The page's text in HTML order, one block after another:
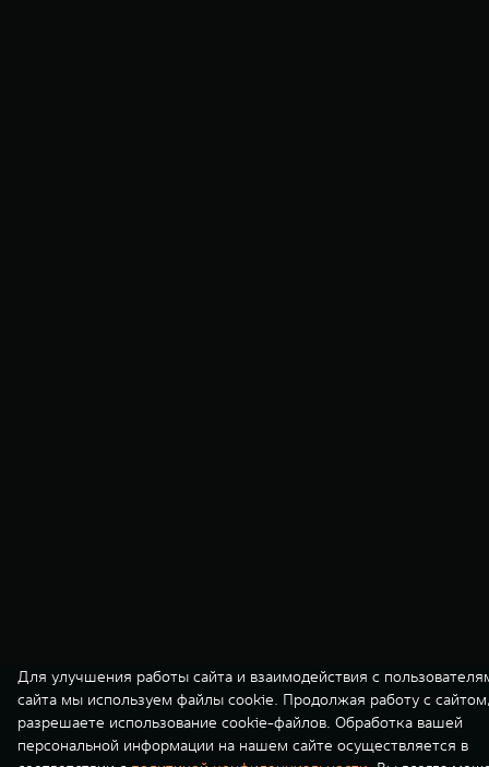
Для улучшения работы сайта и взаимодействия с
сайта мы используем файлы cookie. Продолжая работу с
разрешаете использование cookie-файлов. Обработка вашей
персональной информации на нашем сайте осуществляется в